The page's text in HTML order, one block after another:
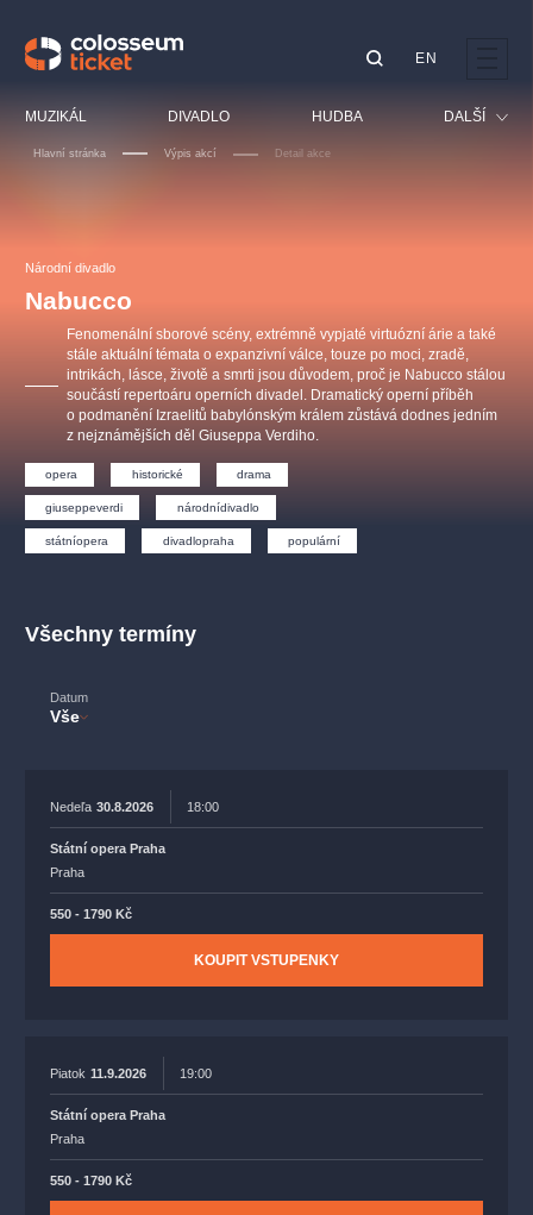
MUZIKÁL DIVADLO HUDBA DALŠÍ
Sport
Ostatní
EN
Hlavní stránka Výpis akcí Detail akce
Národní divadlo
Nabucco
Fenomenální sborové scény, extrémně vypjaté virtuózní árie a také
stále aktuální témata o expanzivní válce, touze po moci, zradě,
intrikách, lásce, životě a smrti jsou důvodem, proč je Nabucco stálou
součástí repertoáru operních divadel. Dramatický operní příběh
o podmanění Izraelitů babylónským králem zůstává dodnes jedním
z nejznámějších děl Giuseppa Verdiho.
opera historické drama
giuseppeverdi národnídivadlo
státníopera divadlopraha populární
Všechny termíny
Datum
Vše
Nedeľa 30.8.2026 18:00
Státní opera Praha
Praha
550 - 1790 Kč
KOUPIT VSTUPENKY
Piatok 11.9.2026 19:00
Státní opera Praha
Praha
550 - 1790 Kč
OBYČEJNÁ HOLKA
Agentura 44, s.r.o.
Ostatní hledají
muzikálypraha
Nejnavštěvovanější
muzikálypraha divadlopraha sleva